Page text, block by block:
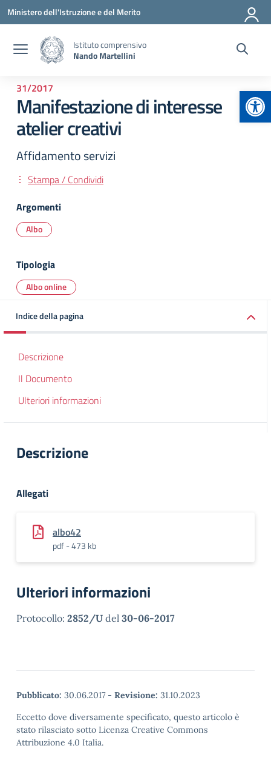
Vai ai contenuti
Vai al menu di navigazione
Vai al footer
Ministero dell'Istruzione e del Merito
Istituto comprensivo
Nando Martellini
31/2017
Manifestazione di interesse
atelier creativi
Affidamento servizi
Stampa / Condividi
Argomenti
Albo
Tipologia
Albo online
Indice della pagina
Descrizione
Il Documento
Ulteriori informazioni
Descrizione
Allegati
albo42
pdf - 473 kb
Ulteriori informazioni
Protocollo: 2852/U del 30-06-2017
Pubblicato: 30.06.2017 - Revisione: 31.10.2023
Eccetto dove diversamente specificato, questo articolo è
stato rilasciato sotto Licenza Creative Commons
Attribuzione 4.0 Italia.